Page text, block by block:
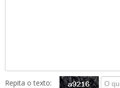
Repita o texto: